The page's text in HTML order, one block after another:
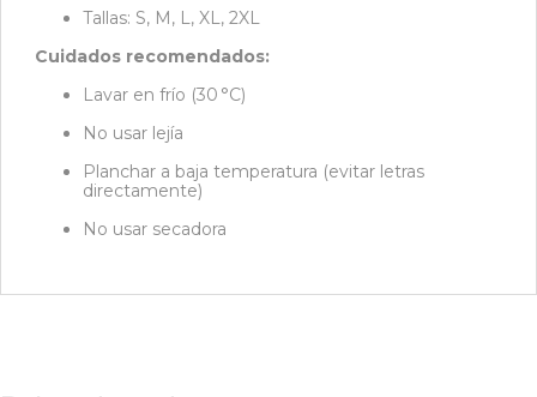
Tallas: S, M, L, XL, 2XL
Cuidados recomendados:
Lavar en frío (30 °C)
No usar lejía
Planchar a baja temperatura (evitar letras
directamente)
No usar secadora